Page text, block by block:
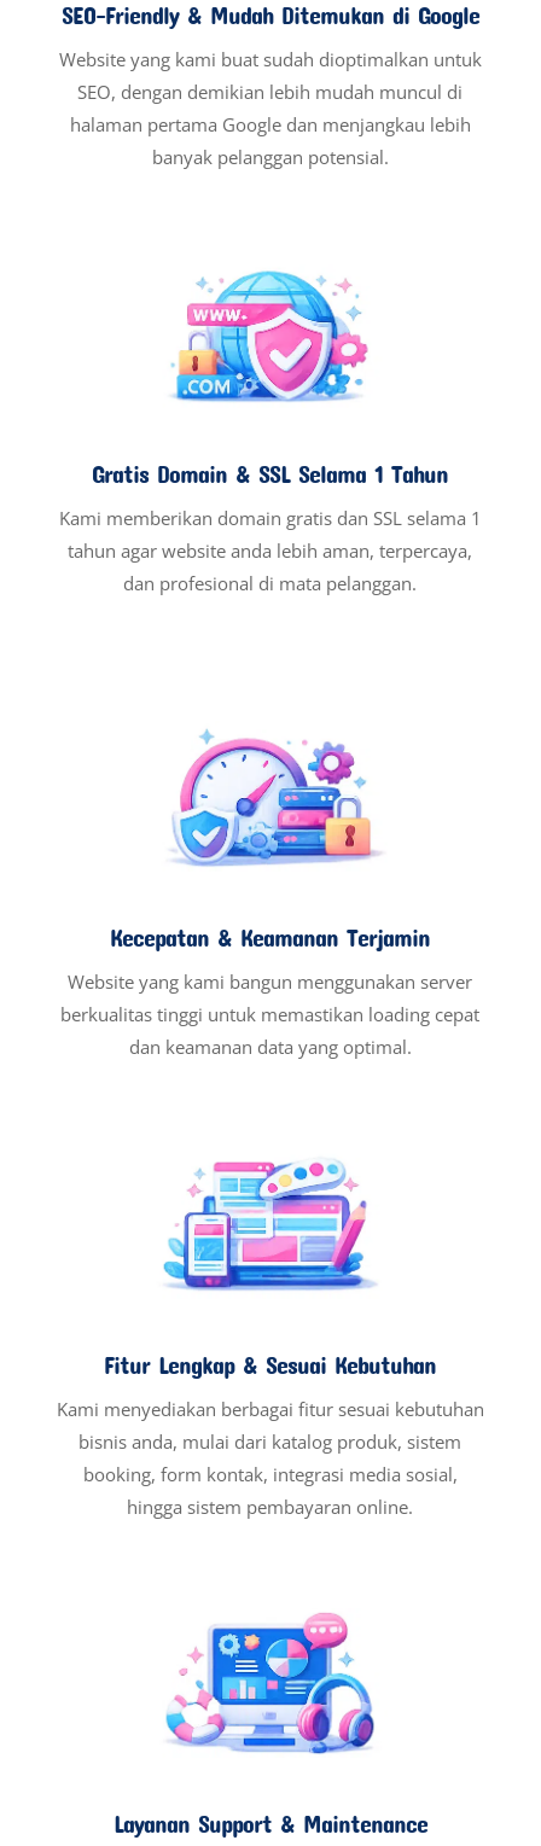
SEO-Friendly & Mudah Ditemukan di Google
Website yang kami buat sudah dioptimalkan untuk
SEO, dengan demikian lebih mudah muncul di
halaman pertama Google dan menjangkau lebih
banyak pelanggan potensial.
Gratis Domain & SSL Selama 1 Tahun
Kami memberikan domain gratis dan SSL selama 1
tahun agar website anda lebih aman, terpercaya,
dan profesional di mata pelanggan.
Kecepatan & Keamanan Terjamin
Website yang kami bangun menggunakan server
berkualitas tinggi untuk memastikan loading cepat
dan keamanan data yang optimal.
Fitur Lengkap & Sesuai Kebutuhan
Kami menyediakan berbagai fitur sesuai kebutuhan
bisnis anda, mulai dari katalog produk, sistem
booking, form kontak, integrasi media sosial,
hingga sistem pembayaran online.
Layanan Support & Maintenance